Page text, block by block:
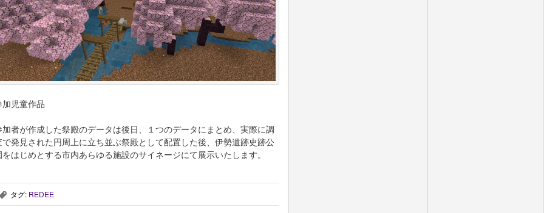
加児童作品
加者が作成した祭殿のデータは後日、１つのデータにまとめ、実際に調
で発見された円周上に立ち並ぶ祭殿として配置した後、伊勢遺跡史跡公
をはじめとする市内あらゆる施設のサイネージにて展示いたします。
タグ: REDEE